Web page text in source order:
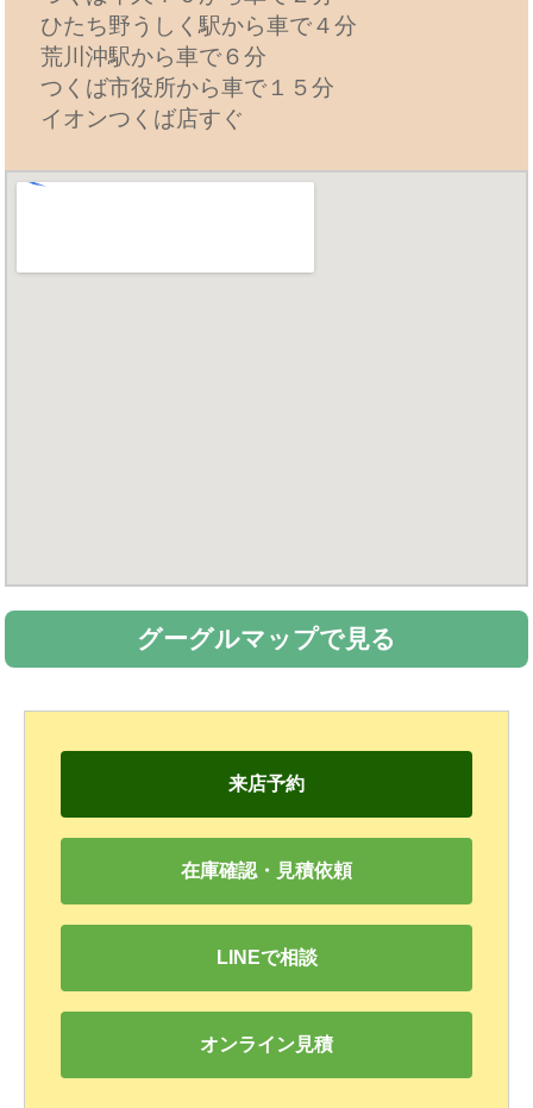
ひたち野うしく駅から車で４分
荒川沖駅から車で６分
つくば市役所から車で１５分
イオンつくば店すぐ
グーグルマップで見る
来店予約
在庫確認・見積依頼
LINEで相談
オンライン見積